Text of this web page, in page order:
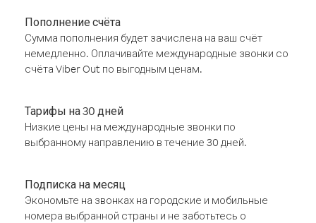
Пополнение счёта
Сумма пополнения будет зачислена на ваш счёт
немедленно. Оплачивайте международные звонки со
счёта Viber Out по выгодным ценам.
Тарифы на 30 дней
Низкие цены на международные звонки по
выбранному направлению в течение 30 дней.
Подписка на месяц
Экономьте на звонках на городские и мобильные
номера выбранной страны и не заботьтесь о